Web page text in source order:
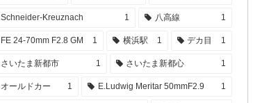
Schneider-Kreuznach 1 八高線 1
FE 24-70mm F2.8 GM 1 横浜駅 1 デカ目 1
さいたま新都市 1 さいたま新都心 1
オールドカー 1 E.Ludwig Meritar 50mmF2.9 1